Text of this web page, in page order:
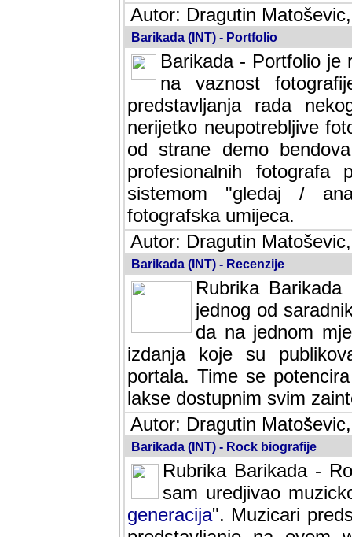
Autor: Dragutin
Barikada (INT) - Portfolio
Barikada - Portfolio je
na vaznost
predstavljanja rada
nerijetko neupotrebljive
od strane demo
profesionalnih fotografa
sistemom "gledaj /
fotografska umijeca.
Autor: Dragutin
Barikada (INT) - Recenzije
Rubrika
jednog od
da na jednom
izdanja koje su
portala. Time se
lakse dostupnim svim
Autor: Dragutin
Barikada (INT) - Rock biografije
Rubrika Barikada -
sam uredjivao
generacija". Muzicari